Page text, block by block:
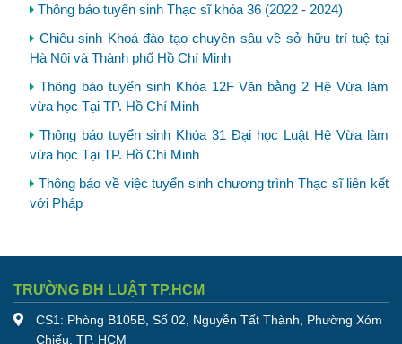
Thông báo tuyển sinh Thạc sĩ khóa 36 (2022 - 2024)
Chiêu sinh Khoá đào tạo chuyên sâu về sở hữu trí tuệ tại
Hà Nội và Thành phố Hồ Chí Minh
Thông báo tuyển sinh Khóa 12F Văn bằng 2 Hệ Vừa làm
vừa học Tại TP. Hồ Chí Minh
Thông báo tuyển sinh Khóa 31 Đại học Luật Hệ Vừa làm
vừa học Tại TP. Hồ Chí Minh
Thông báo về việc tuyển sinh chương trình Thạc sĩ liên kết
với Pháp
TRƯỜNG ĐH LUẬT TP.HCM
CS1: Phòng B105B, Số 02, Nguyễn Tất Thành, Phường Xóm
Chiếu, TP. HCM